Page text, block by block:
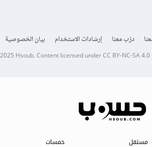
درّب معنا إرشادات الاستخدام بيان الخصوصية
Hsoub.Content licensed underCC BY-NC-SA 4.0